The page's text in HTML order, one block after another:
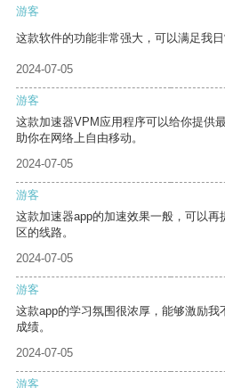
游客
这款软件的功能非常强大，可以满足我日
2024-07-05
游客
这款加速器VPM应用程序可以给你提供
助你在网络上自由移动。
2024-07-05
游客
这款加速器app的加速效果一般，可以
区的线路。
2024-07-05
游客
这款app的学习氛围很浓厚，能够激励
成绩。
2024-07-05
游客